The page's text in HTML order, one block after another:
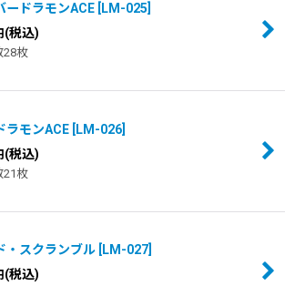
ードラモンACE LM-025
(税込)
28枚
ラモンACE LM-026
(税込)
21枚
・スクランブル LM-027
(税込)